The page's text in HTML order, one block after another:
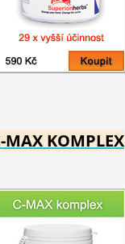
MAX KOMPLEX